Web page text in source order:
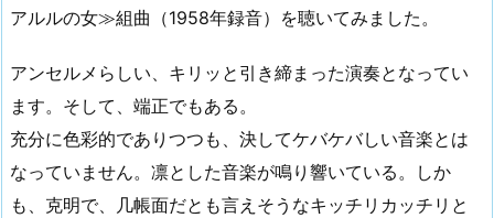
アルルの女≫組曲（1958年録音）を聴いてみました。
アンセルメらしい、キリッと引き締まった演奏となってい
ます。そして、端正でもある。
充分に色彩的でありつつも、決してケバケバしい音楽とは
なっていません。凛とした音楽が鳴り響いている。しか
も、克明で、几帳面だとも言えそうなキッチリカッチリと